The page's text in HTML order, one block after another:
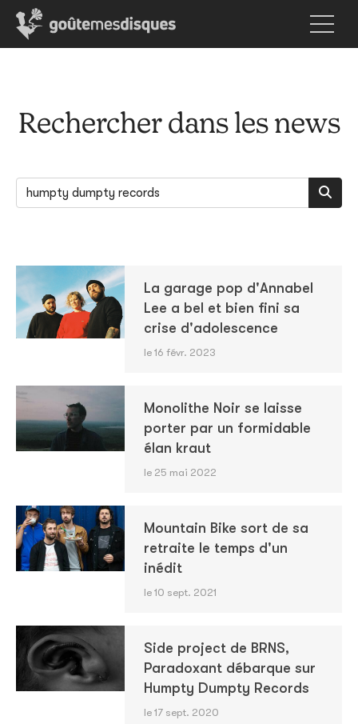
Rechercher dans les news
La garage pop d'Annabel
Lee a bel et bien fini sa
crise d'adolescence
le 16 févr. 2023
Monolithe Noir se laisse
porter par un formidable
élan kraut
le 25 mai 2022
Mountain Bike sort de sa
retraite le temps d'un
inédit
le 10 sept. 2021
Side project de BRNS,
Paradoxant débarque sur
Humpty Dumpty Records
le 17 sept. 2020